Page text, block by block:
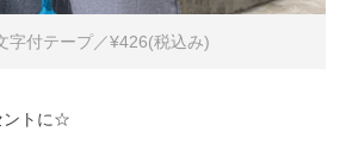
字付テープ／¥426(税込み)
ントに☆